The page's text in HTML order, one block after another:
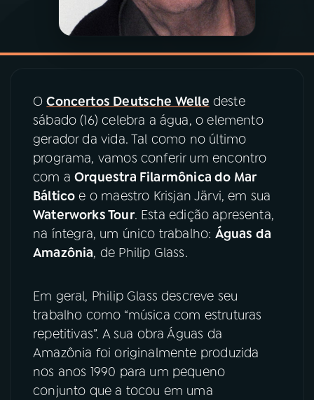
PRÊMIO RÁDIO MEC
Facebook
Instagram X
TikTok
OConcertos Deutsche Welle deste
sábado (16) celebra a água, o elemento
gerador da vida. Tal como no último
programa, vamos conferir um encontro
com aOrquestra Filarmônica do Mar
Báltico e o maestro Krisjan Järvi, em sua
Waterworks Tour. Esta edição apresenta,
na íntegra, um único trabalho: Águas da
Amazônia, de Philip Glass.
Em geral, Philip Glass descreve seu
trabalho como “música com estruturas
repetitivas”. A sua obra Águas da
Amazônia foi originalmente produzida
nos anos 1990 para um pequeno
conjunto que a tocou em uma